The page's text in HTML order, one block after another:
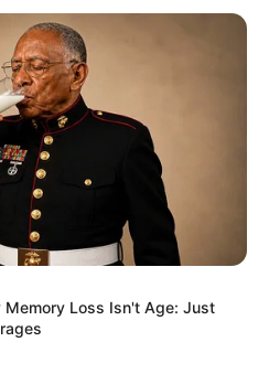
&
Loss Isn't Age: Just